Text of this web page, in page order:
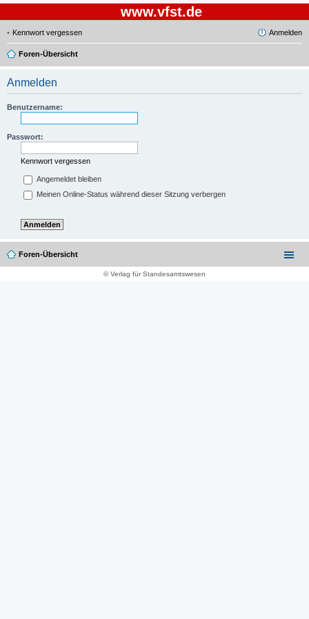
www.vfst.de
Kennwort vergessen Anmelden
Foren-Übersicht
Anmelden
Benutzername:
Passwort:
Kennwort vergessen
Angemeldet bleiben
Meinen Online-Status während dieser Sitzung verbergen
Foren-Übersicht
© Verlag für Standesamtswesen